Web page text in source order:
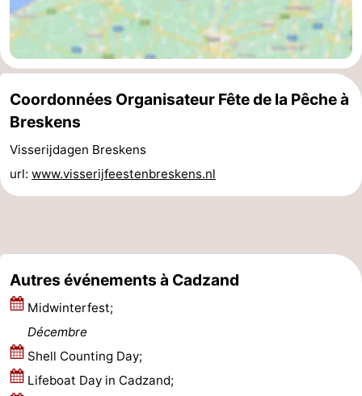
Domburg
-
Zoutelande
Middelburg
Zeeuws-
Vlaanderen
-
Nieuwvliet
-
Cadzand-
Dorp
-
Retranchement
Nature
Flandre-
Coordonnées Organisateur Fête de la Pêche à
Breskens
Visserijdagen Breskens
url: www.visserijfeestenbreskens.nl
Autres événements à Cadzand
Midwinterfest;
Décembre
Shell Counting Day;
Lifeboat Day in Cadzand;